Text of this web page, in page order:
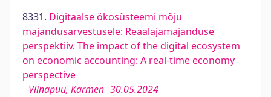
8331. Digitaalse ökosüsteemi mõju
majandusarvestusele: Reaalajamajanduse
perspektiiv. The impact of the digital ecosystem
on economic accounting: A real-time economy
perspective
Viinapuu, Karmen 30.05.2024